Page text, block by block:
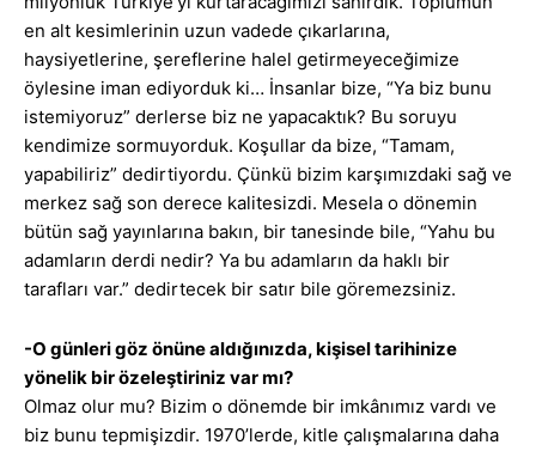
en alt kesimlerinin uzun vadede çıkarlarına,
haysiyetlerine, şereflerine halel getirmeyeceğimize
öylesine iman ediyorduk ki… İnsanlar bize, “Ya biz bunu
istemiyoruz” derlerse biz ne yapacaktık? Bu soruyu
kendimize sormuyorduk. Koşullar da bize, “Tamam,
yapabiliriz” dedirtiyordu. Çünkü bizim karşımızdaki sağ ve
merkez sağ son derece kalitesizdi. Mesela o dönemin
bütün sağ yayınlarına bakın, bir tanesinde bile, “Yahu bu
adamların derdi nedir? Ya bu adamların da haklı bir
tarafları var.” dedirtecek bir satır bile göremezsiniz.
-O günleri göz önüne aldığınızda, kişisel tarihinize
yönelik bir özeleştiriniz var mı?
Olmaz olur mu? Bizim o dönemde bir imkânımız vardı ve
biz bunu tepmişizdir. 1970’lerde, kitle çalışmalarına daha